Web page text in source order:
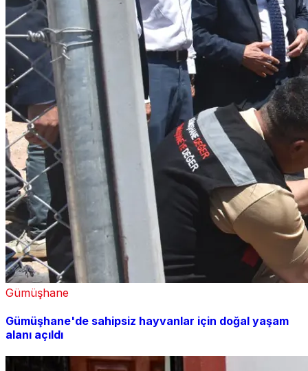
Gümüşhane
Gümüşhane'de sahipsiz hayvanlar için doğal yaşam
alanı açıldı